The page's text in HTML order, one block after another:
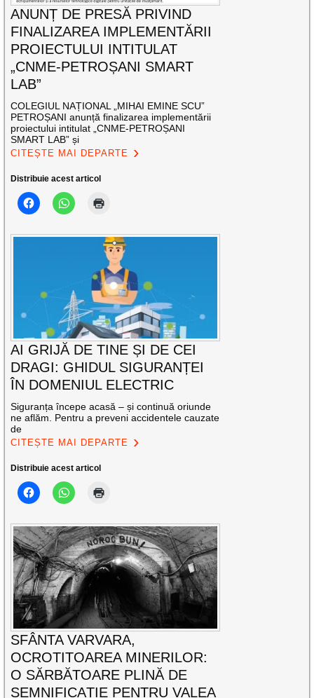
ANUNȚ DE PRESĂ PRIVIND
FINALIZAREA IMPLEMENTĂRII
PROIECTULUI INTITULAT
„CNME-PETROȘANI SMART
LAB”
COLEGIUL NAȚIONAL „MIHAI EMINE SCU”
PETROȘANI anunță finalizarea implementării
proiectului intitulat „CNME-PETROȘANI
SMART LAB” și
CITEȘTE MAI DEPARTE
Distribuie acest articol
AI GRIJĂ DE TINE ȘI DE CEI
DRAGI: GHIDUL SIGURANȚEI
ÎN DOMENIUL ELECTRIC
Siguranța începe acasă – și continuă oriunde
ne aflăm. Pentru a preveni accidentele cauzate
de
CITEȘTE MAI DEPARTE
Distribuie acest articol
SFÂNTA VARVARA,
OCROTITOAREA MINERILOR:
O SĂRBĂTOARE PLINĂ DE
SEMNIFICAȚIE PENTRU VALEA